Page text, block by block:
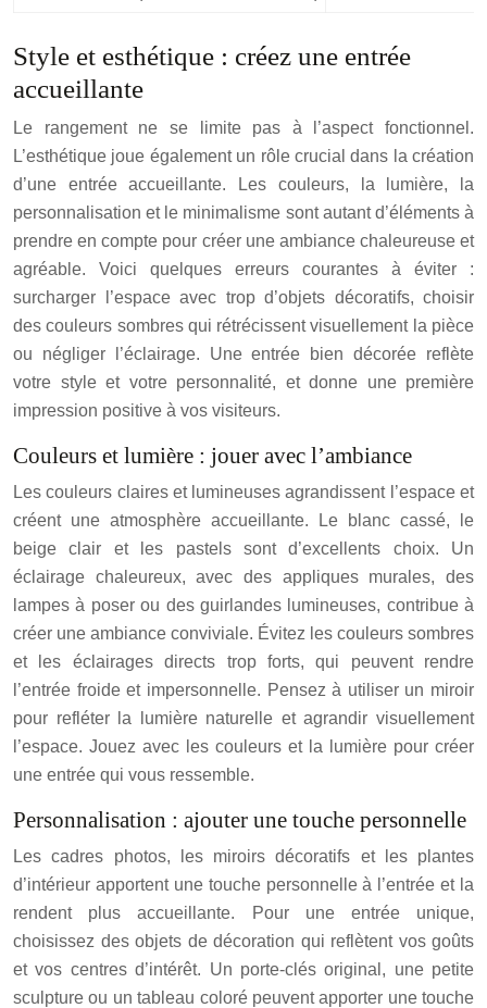
Style et esthétique : créez une entrée
accueillante
Le rangement ne se limite pas à l’aspect fonctionnel.
L’esthétique joue également un rôle crucial dans la création
d’une entrée accueillante. Les couleurs, la lumière, la
personnalisation et le minimalisme sont autant d’éléments à
prendre en compte pour créer une ambiance chaleureuse et
agréable. Voici quelques erreurs courantes à éviter :
surcharger l’espace avec trop d’objets décoratifs, choisir
des couleurs sombres qui rétrécissent visuellement la pièce
ou négliger l’éclairage. Une entrée bien décorée reflète
votre style et votre personnalité, et donne une première
impression positive à vos visiteurs.
Couleurs et lumière : jouer avec l’ambiance
Les couleurs claires et lumineuses agrandissent l’espace et
créent une atmosphère accueillante. Le blanc cassé, le
beige clair et les pastels sont d’excellents choix. Un
éclairage chaleureux, avec des appliques murales, des
lampes à poser ou des guirlandes lumineuses, contribue à
créer une ambiance conviviale. Évitez les couleurs sombres
et les éclairages directs trop forts, qui peuvent rendre
l’entrée froide et impersonnelle. Pensez à utiliser un miroir
pour refléter la lumière naturelle et agrandir visuellement
l’espace. Jouez avec les couleurs et la lumière pour créer
une entrée qui vous ressemble.
Personnalisation : ajouter une touche personnelle
Les cadres photos, les miroirs décoratifs et les plantes
d’intérieur apportent une touche personnelle à l’entrée et la
rendent plus accueillante. Pour une entrée unique,
choisissez des objets de décoration qui reflètent vos goûts
et vos centres d’intérêt. Un porte-clés original, une petite
sculpture ou un tableau coloré peuvent apporter une touche